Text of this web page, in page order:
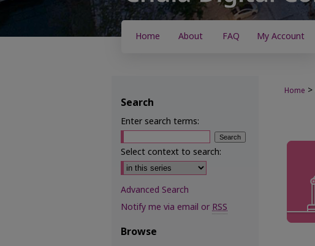
Home About FAQ My Account
Home >
Search
Enter search terms:
Select context to search:
Advanced Search
Notify me via email or RSS
Browse